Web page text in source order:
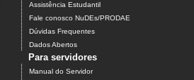
Assistência Estudantil
Fale conosco NuDEs/PRODAE
Dúvidas Frequentes
Dados Abertos
Para servidores
Manual do Servidor